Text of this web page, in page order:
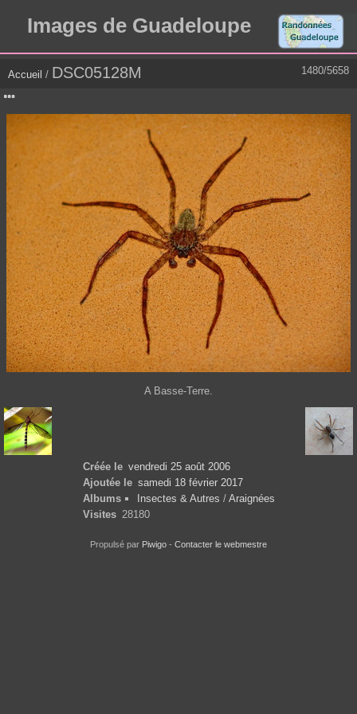
Images de Guadeloupe
1480/5658
Accueil / DSC05128M
A Basse-Terre.
Créée le vendredi 25 août 2006
Ajoutée le samedi 18 février 2017
Albums
Insectes & Autres / Araignées
Visites 28180
Propulsé par Piwigo - Contacter le webmestre